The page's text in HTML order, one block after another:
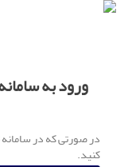
ورود به
در صورتی که در
کنید.